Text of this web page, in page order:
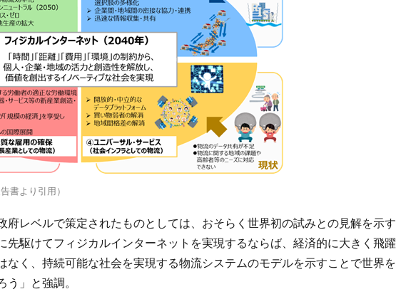
書より引用）
府レベルで策定されたものとしては、おそらく世界初の試みとの見解を示す
先駆けてフィジカルインターネットを実現するならば、経済的に大きく飛躍
なく、持続可能な社会を実現する物流システムのモデルを示すことで世界を
う」と強調。